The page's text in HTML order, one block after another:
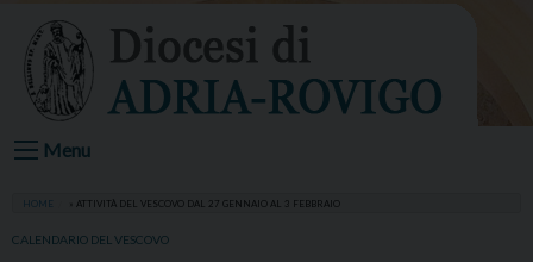
Menu
HOME ATTIVITÀ DEL VESCOVO DAL 27 GENNAIO AL 3 FEBBRAIO
CALENDARIO DEL VESCOVO